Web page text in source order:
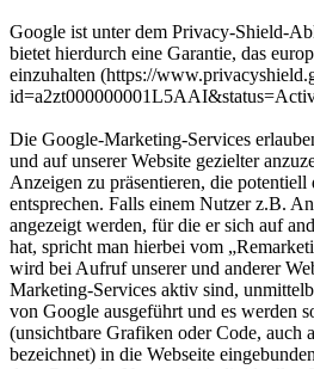
Google ist unter dem Privacy-Shield-
bietet hierdurch eine Garantie, das
einzuhalten (https://
Die Google-Marketing-Services
und auf unserer Website gezielter
Anzeigen zu präsentieren, die potentiell
entsprechen. Falls einem Nutzer z.B.
angezeigt werden, für die er sich auf
hat, spricht man hierbei vom
wird bei Aufruf unserer und anderer
Marketing-Services aktiv sind,
von Google ausgeführt und es werden
(unsichtbare Grafiken oder Code, auch
bezeichnet) in die Webseite